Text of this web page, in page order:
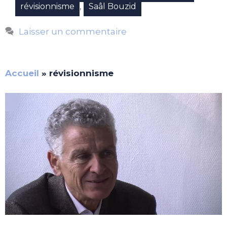
révisionnisme , Saâl Bouzid
Laisser un commentaire
Accueil » révisionnisme